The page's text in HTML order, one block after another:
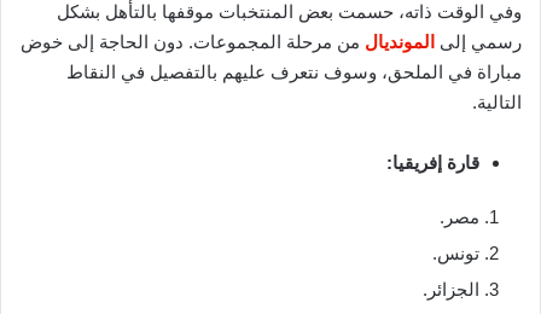
وفي الوقت ذاته، حسمت بعض المنتخبات موقفها بالتأهل بشكل
رسمي إلى المونديال من مرحلة المجموعات. دون الحاجة إلى خوض
مباراة في الملحق، وسوف نتعرف عليهم بالتفصيل في النقاط
التالية.
قارة إفريقيا:
مصر.
تونس.
الجزائر.